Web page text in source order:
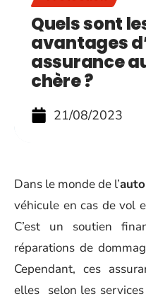
Quels sont
avantages
assurance
chère ?
21/08/2023
Dans le monde de l’
véhicule en cas de vol
C’est un soutien
réparations de
Cependant, ces
elles selon les